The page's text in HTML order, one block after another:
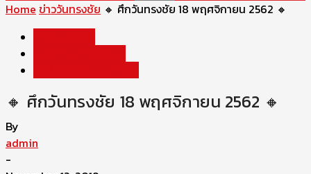
Home ข่าววันทรงชัย 🔸 ศึกวันทรงชัย 18 พฤศจิกายน 2562 🔸
🔸 ศึกวันทรงชัย 18 พฤศจิกายน 2562 🔸
By
admin
-